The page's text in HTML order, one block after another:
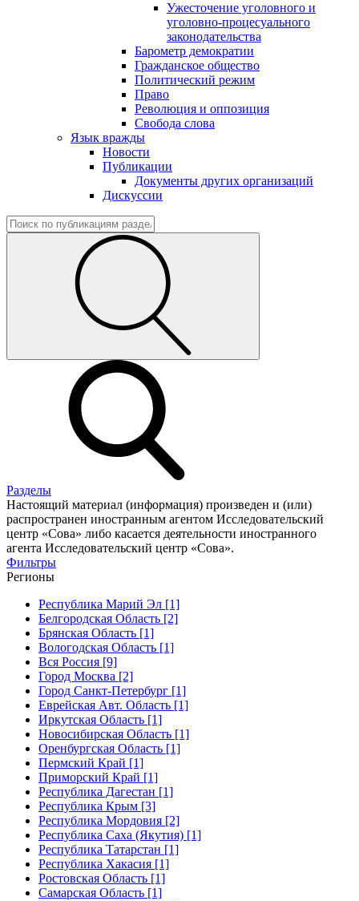
Ужесточение уголовного и
уголовно-процесуального
законодательства
Барометр демократии
Гражданское общество
Политический режим
Право
Революция и оппозиция
Свобода слова
Язык вражды
Новости
Публикации
Документы других организаций
Дискуссии
Разделы
Настоящий материал (информация) произведен и (или)
распространен иностранным агентом Исследовательский
центр «Сова» либо касается деятельности иностранного
агента Исследовательский центр «Сова».
Фильтры
Регионы
Республика Марий Эл [1]
Белгородская Область [2]
Брянская Область [1]
Вологодская Область [1]
Вся Россия [9]
Город Москва [2]
Город Санкт-Петербург [1]
Еврейская Авт. Область [1]
Иркутская Область [1]
Новосибирская Область [1]
Оренбургская Область [1]
Пермский Край [1]
Приморский Край [1]
Республика Дагестан [1]
Республика Крым [3]
Республика Мордовия [2]
Республика Саха (Якутия) [1]
Республика Татарстан [1]
Республика Хакасия [1]
Ростовская Область [1]
Самарская Область [1]